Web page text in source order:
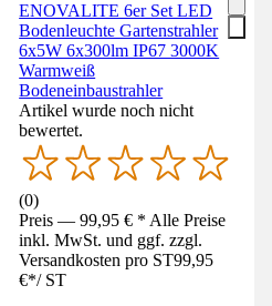
ENOVALITE 6er Set LED
Bodenleuchte Gartenstrahler
6x5W 6x300lm IP67 3000K
Warmweiß
Bodeneinbaustrahler
Artikel wurde noch nicht
bewertet.
(0)
Preis — 99,95 € * Alle Preise
inkl. MwSt. und ggf. zzgl.
Versandkosten pro ST99,95
€*/ ST